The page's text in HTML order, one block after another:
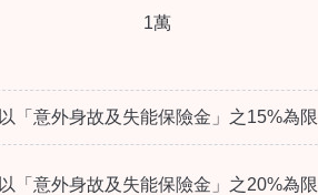
1萬
以「意外身故及失能保險金」之15%為限
以「意外身故及失能保險金」之20%為限